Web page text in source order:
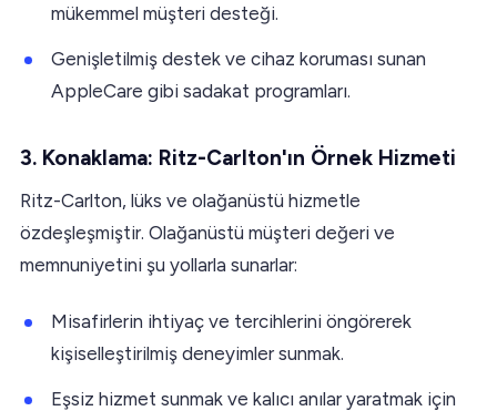
mükemmel müşteri desteği.
Genişletilmiş destek ve cihaz koruması sunan
AppleCare gibi sadakat programları.
3. Konaklama: Ritz-Carlton'ın Örnek Hizmeti
Ritz-Carlton, lüks ve olağanüstü hizmetle
özdeşleşmiştir. Olağanüstü müşteri değeri ve
memnuniyetini şu yollarla sunarlar:
Misafirlerin ihtiyaç ve tercihlerini öngörerek
kişiselleştirilmiş deneyimler sunmak.
Eşsiz hizmet sunmak ve kalıcı anılar yaratmak için